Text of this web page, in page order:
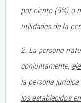
por ciento (5%) o
utilidades de la
2. La persona
conjuntamente,
la persona jurídica
los establecidos